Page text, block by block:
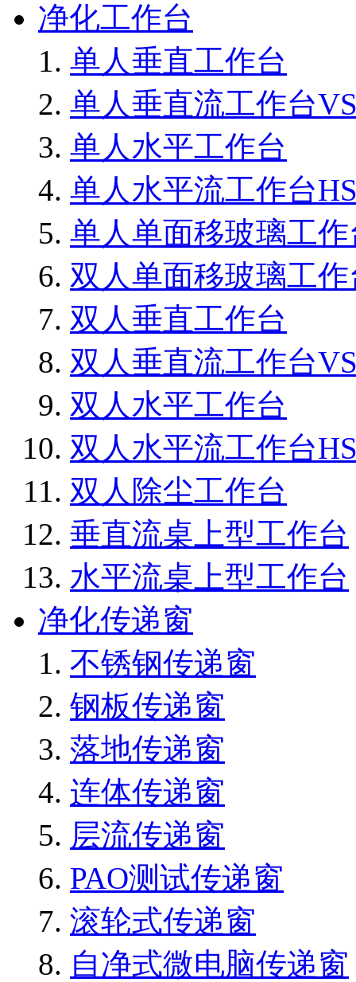
净化工作台
单人垂直工作台
单人垂直流工作台
单人水平工作台
单人水平流工作台
单人单面移玻璃工作
双人单面移玻璃工作
双人垂直工作台
双人垂直流工作台
双人水平工作台
双人水平流工作台
双人除尘工作台
垂直流桌上型工作台
水平流桌上型工作台
净化传递窗
不锈钢传递窗
钢板传递窗
落地传递窗
连体传递窗
层流传递窗
PAO测试传递窗
滚轮式传递窗
自净式微电脑传递窗